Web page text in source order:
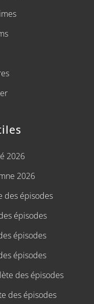
2026
2026
des épisodes
épisodes
épisodes
épisodes
des épisodes
des épisodes